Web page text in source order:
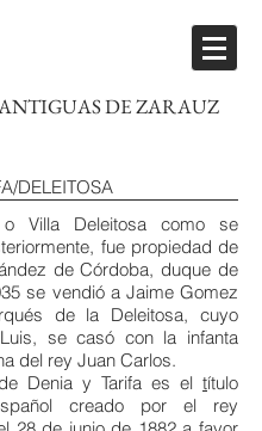
DE ZARAUZ
DELEITOSA
o Villa Deleitosa como se
fue propiedad de
de Córdoba, duque de
se vendió a Jaime Gomez
de la Deleitosa, cuyo
se casó con la infanta
del rey Juan Carlos.
Denia y Tarifa es el título
creado por el rey